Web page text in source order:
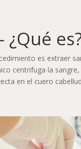
¿Qué
es extraer
centrifuga la
en el cuero